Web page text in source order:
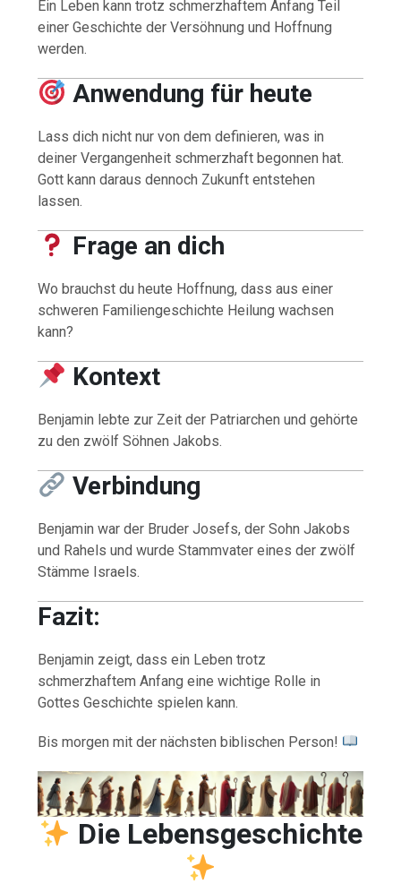
Ein Leben kann trotz schmerzhaftem Anfang Teil
einer Geschichte der Versöhnung und Hoffnung
werden.
Anwendung für heute
Lass dich nicht nur von dem definieren, was in
deiner Vergangenheit schmerzhaft begonnen hat.
Gott kann daraus dennoch Zukunft entstehen
lassen.
Frage an dich
Wo brauchst du heute Hoffnung, dass aus einer
schweren Familiengeschichte Heilung wachsen
kann?
Kontext
Benjamin lebte zur Zeit der Patriarchen und gehörte
zu den zwölf Söhnen Jakobs.
Verbindung
Benjamin war der Bruder Josefs, der Sohn Jakobs
und Rahels und wurde Stammvater eines der zwölf
Stämme Israels.
Fazit:
Benjamin zeigt, dass ein Leben trotz
schmerzhaftem Anfang eine wichtige Rolle in
Gottes Geschichte spielen kann.
Bis morgen mit der nächsten biblischen Person!
Die Lebensgeschichte